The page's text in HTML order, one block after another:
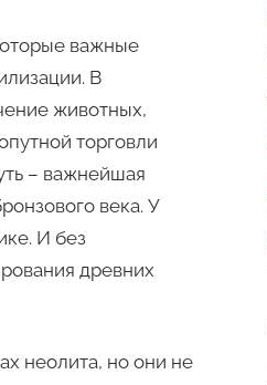
важные
В
животных,
торговли
– важнейшая
века. У
И без
древних
неолита, но они не